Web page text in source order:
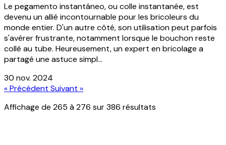
Le pegamento instantáneo, ou colle instantanée, est
devenu un allié incontournable pour les bricoleurs du
monde entier. D'un autre côté, son utilisation peut parfois
s'avérer frustrante, notamment lorsque le bouchon reste
collé au tube. Heureusement, un expert en bricolage a
partagé une astuce simpl...
30 nov. 2024
« Précédent Suivant »
Affichage de 265 à276 sur386 résultats